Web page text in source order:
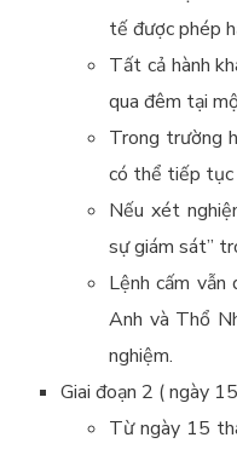
tế được phép
Tất cả hành
qua đêm tại
Trong trường
có thể tiếp tục
Nếu xét
sự giám sát”
Lệnh cấm
Anh và Thổ
nghiệm.
Giai đoạn 2 ( ngày
Từ ngày 15